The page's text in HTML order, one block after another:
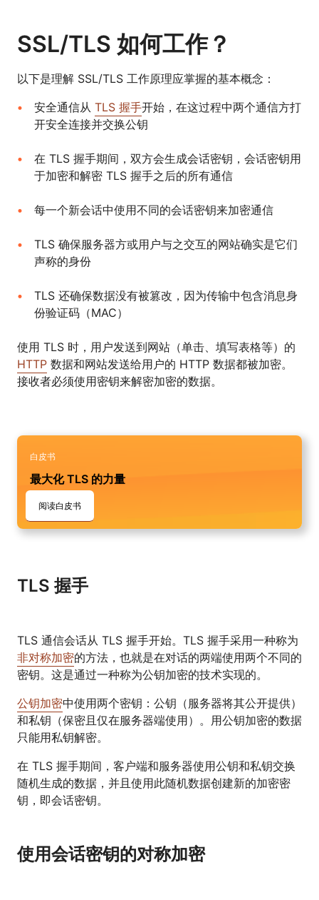
SSL/TLS 如何工作？
以下是理解 SSL/TLS 工作原理应掌握的基本概念：
安全通信从 TLS 握手开始，在这过程中两个通信方打
开安全连接并交换公钥
在 TLS 握手期间，双方会生成会话密钥，会话密钥用
于加密和解密 TLS 握手之后的所有通信
每一个新会话中使用不同的会话密钥来加密通信
TLS 确保服务器方或用户与之交互的网站确实是它们
声称的身份
TLS 还确保数据没有被篡改，因为传输中包含消息身
份验证码（MAC）
使用 TLS 时，用户发送到网站（单击、填写表格等）的
HTTP 数据和网站发送给用户的 HTTP 数据都被加密。
接收者必须使用密钥来解密加密的数据。
白皮书
最大化 TLS 的力量
阅读白皮书
TLS 握手
TLS 通信会话从 TLS 握手开始。TLS 握手采用一种称为
非对称加密的方法，也就是在对话的两端使用两个不同的
密钥。这是通过一种称为公钥加密的技术实现的。
公钥加密中使用两个密钥：公钥（服务器将其公开提供）
和私钥（保密且仅在服务器端使用）。用公钥加密的数据
只能用私钥解密。
在 TLS 握手期间，客户端和服务器使用公钥和私钥交换
随机生成的数据，并且使用此随机数据创建新的加密密
钥，即会话密钥。
使用会话密钥的对称加密